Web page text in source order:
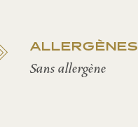
ALLERGÈNES
Sans allergène